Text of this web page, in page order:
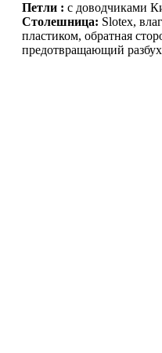
Петли : с доводчиками
Столешница: Slotex,
пластиком, обратная
предотвращающий